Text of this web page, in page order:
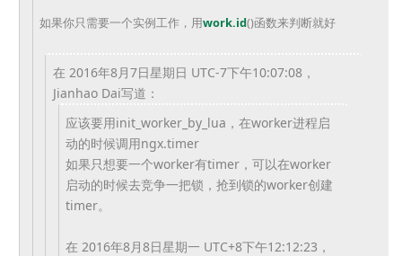
如果你只需要一个实例工作，用work.id()函数来判断就好
在 2016年8月7日星期日 UTC-7下午10:07:08，
Jianhao Dai写道：
应该要用init_worker_by_lua， 在worker进程启
动的时候调用ngx.timer
如果只想要一个worker有timer， 可以在worker
启动的时候去竞争一把锁， 抢到锁的worker创建
timer。
在 2016年8月8日星期一 UTC+8下午12:12:23，